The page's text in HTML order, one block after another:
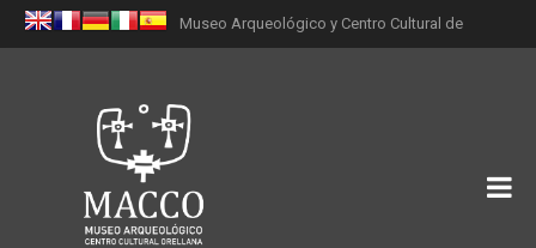
Museo Arqueológico y Centro Cultural de